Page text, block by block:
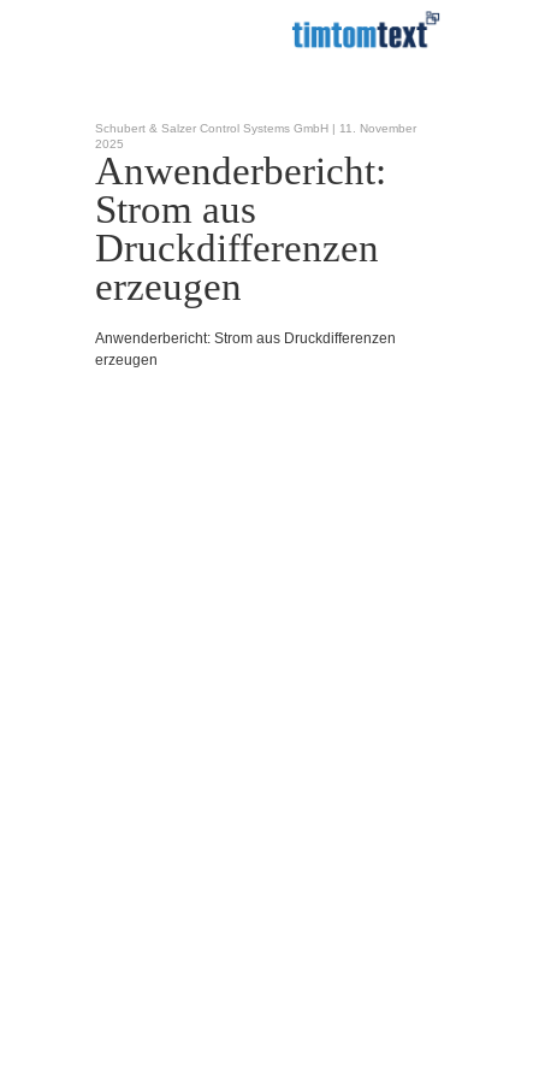
Schubert & Salzer Control Systems GmbH | 11. November
2025
Anwenderbericht:
Strom aus
Druckdifferenzen
erzeugen
Anwenderbericht: Strom aus Druckdifferenzen
erzeugen